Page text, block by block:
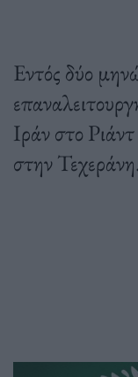
Εντός δύο
Ιράν στο
στην Τεχεράνη.